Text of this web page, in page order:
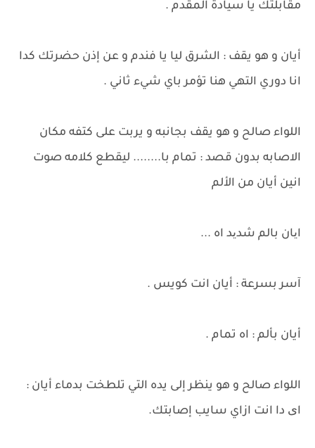
مقابلتك يا سيادة المقدم .
أيان و هو يقف : الشرق ليا يا فندم و عن إذن حضرتك كدا
انا دوري التهي هنا تؤمر باي شيء ثاني .
اللواء صالح و هو يقف بجانبه و يربت على كتفه مكان
الاصابه بدون قصد : تمام با........ ليقطع كلامه صوت
انين أيان من الألم
ایان بالم شدید اه ...
آسر بسرعة : أيان انت كويس .
أيان بألم : اه تمام .
اللواء صالح و هو ينظر إلى يده التي تلطخت بدماء أيان :
ای دا انت ازاي سايب إصابتك.